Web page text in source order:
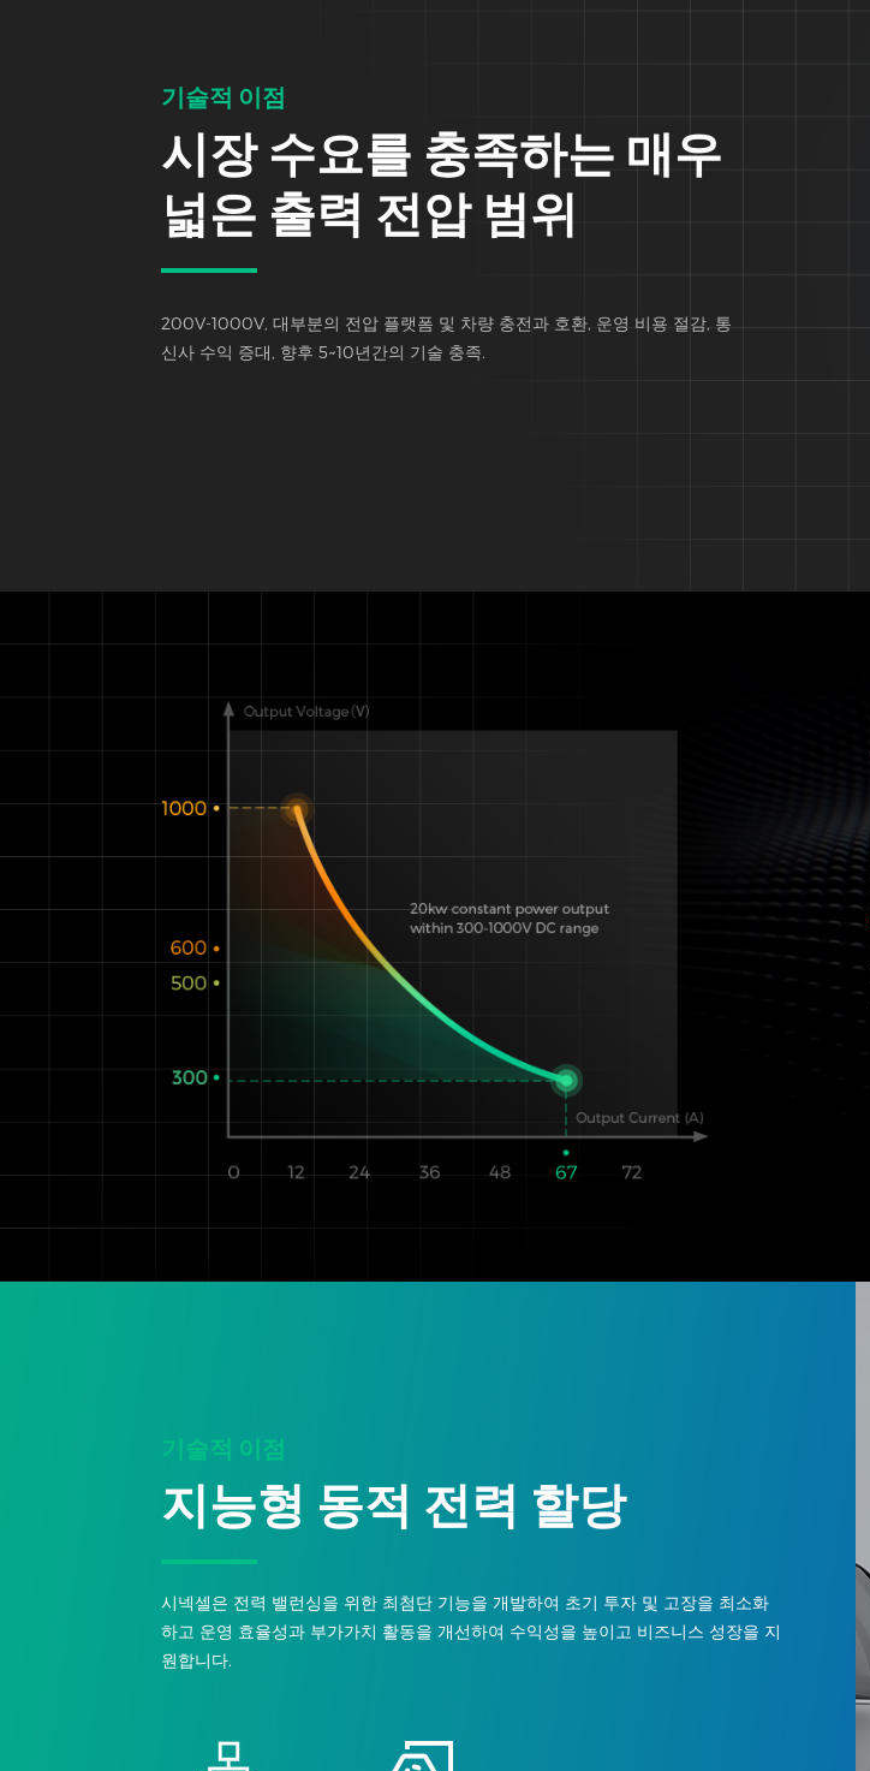
기술적 이점
시장 수요를 충족하는 매우
넓은 출력 전압 범위
200V-1000V, 대부분의 전압 플랫폼 및 차량 충전과 호환, 운영 비용 절감, 통
신사 수익 증대, 향후 5~10년간의 기술 충족.
기술적 이점
지능형 동적 전력 할당
시넥셀은 전력 밸런싱을 위한 최첨단 기능을 개발하여 초기 투자 및 고장을 최소화
하고 운영 효율성과 부가가치 활동을 개선하여 수익성을 높이고 비즈니스 성장을 지
원합니다.